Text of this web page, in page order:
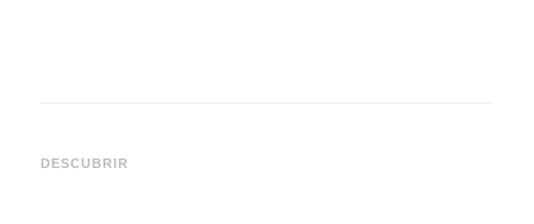
DESCUBRIR
Epidiolex y el estado actual